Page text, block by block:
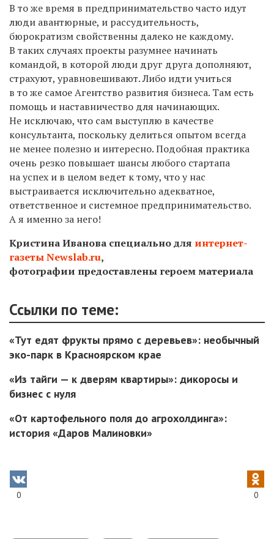
В то же время в предпринимательство часто идут
люди авантюрные, и рассудительность,
бюрократизм свойственны далеко не каждому.
В таких случаях проекты разумнее начинать
командой, в которойлюди друг друга дополняют,
страхуют, уравновешивают.Либо идти учиться
в то же самоеАгентство развития бизнеса. Там есть
помощь и наставничество для начинающих.
Не исключаю, что сам выступлю в качестве
консультанта, поскольку делиться опытом всегда
не менее полезно и интересно. Подобная практика
очень резко повышает шансы любого стартапа
на успех и в целом ведет к тому, чтоу нас
выстраивается исключительно адекватное,
ответственное и системное предпринимательство.
А я именноза него!
Кристина Иванова специально для интернет-
газеты Newslab.ru,
фотографии предоставлены героем материала
Ссылки по теме:
«Тут едят фрукты прямо с деревьев»: необычный
эко-парк в Красноярском крае
«Из тайги — к дверям квартиры»: дикоросы и
бизнес с нуля
«От картофельного поля до агрохолдинга»:
история «Даров Малиновки»
0 0